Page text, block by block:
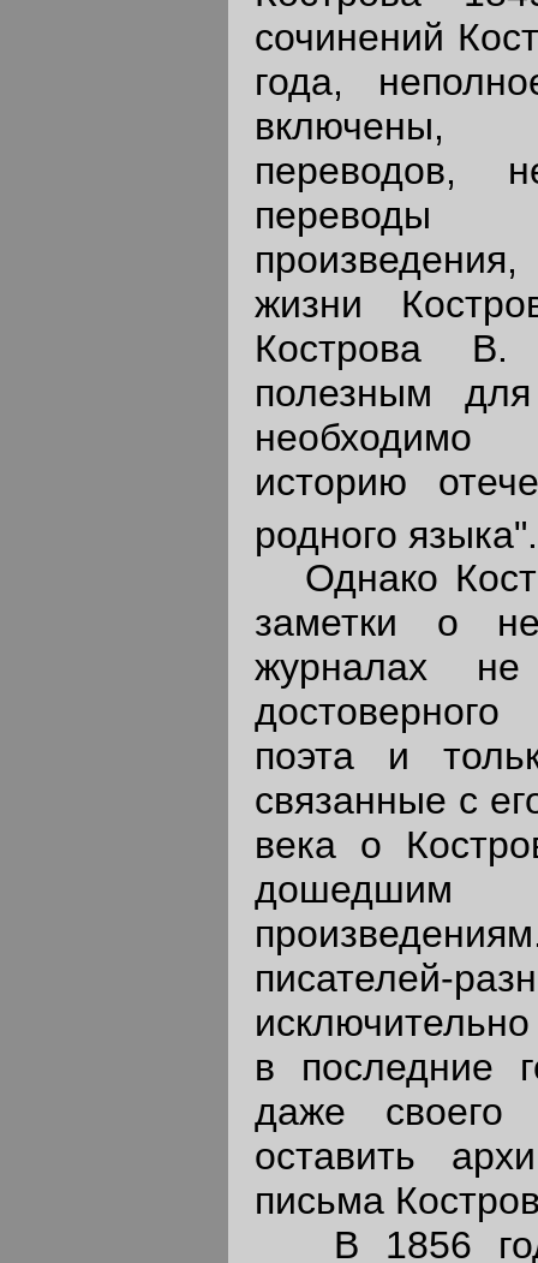
сочинений
года,
включены,
переводов,
жизни
Кострова В.
полезным
необходимо
историю
родного языка".
Однако
заметки о
журналах
поэта и
связанные с
века о
писателей-
в последние
даже
оставить
письма
В 1856